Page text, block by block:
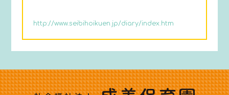
http://www.seibihoikuen.jp/diary/index.htm